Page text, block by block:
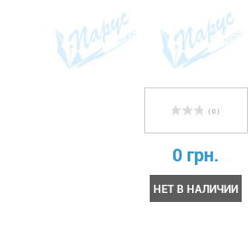
( 0 )
0 грн.
НЕТ В НАЛИЧИИ